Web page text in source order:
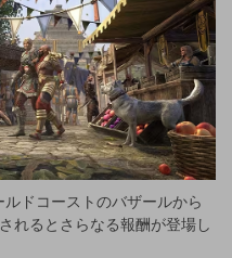
ドコーストのバザールから
れるとさらなる報酬が登場し